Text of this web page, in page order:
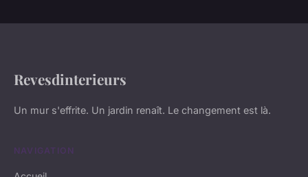
Revesdinterieurs
Un mur s'effrite. Un jardin renaît. Le changement est là.
NAVIGATION